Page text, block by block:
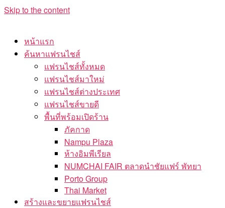
Skip to the content
หน้าแรก
ค้นหาแฟรนไชส์
แฟรนไชส์ทั้งหมด
แฟรนไชส์มาใหม่
แฟรนไชส์ต่างประเทศ
แฟรนไชส์ขายดี
พื้นที่พร้อมเปิดร้าน
ภัคกาด
Nampu Plaza
ห้างอิมพีเรียล
NUMCHAI FAIR ตลาดนำชัยแฟร์ พัทยา
Porto Group
Thai Market
สร้างและขยายแฟรนไชส์